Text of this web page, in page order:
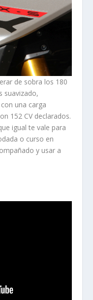
de sobra los 180
suavizado,
una carga
152 CV declarados.
igual te vale para
o curso en
y usar a